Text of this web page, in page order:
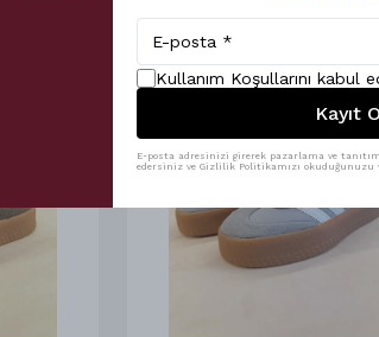
Kullanım Koşullarını kabul
Kayıt
E-posta adresinizi girerek pazarlama ve
edersiniz ve Gizlilik Politikamızı okuduğunuzu